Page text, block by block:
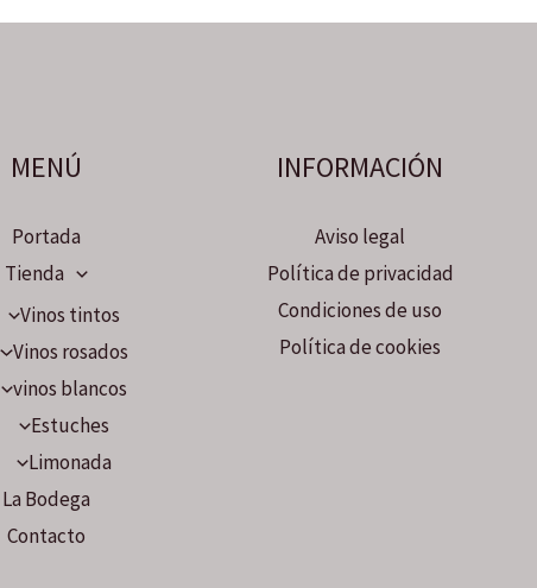
MENÚ
Portada
Tienda
Vinos tintos
Vinos rosados
vinos blancos
Estuches
Limonada
La Bodega
Contacto
INFORMACIÓN
Aviso legal
Política de privacidad
Condiciones de uso
Política de cookies